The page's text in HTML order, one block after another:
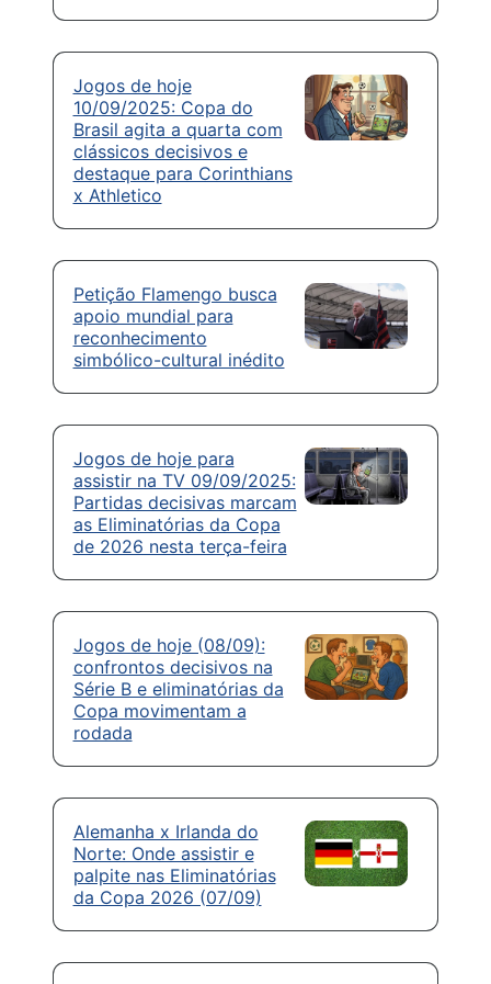
Jogos de hoje
10/09/2025: Copa do
Brasil agita a quarta com
clássicos decisivos e
destaque para Corinthians
x Athletico
Petição Flamengo busca
apoio mundial para
reconhecimento
simbólico-cultural inédito
Jogos de hoje para
assistir na TV 09/09/2025:
Partidas decisivas marcam
as Eliminatórias da Copa
de 2026 nesta terça-feira
Jogos de hoje (08/09):
confrontos decisivos na
Série B e eliminatórias da
Copa movimentam a
rodada
Alemanha x Irlanda do
Norte: Onde assistir e
palpite nas Eliminatórias
da Copa 2026 (07/09)